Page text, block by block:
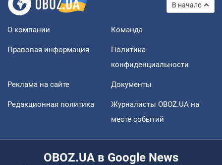
В начало
О компании Команда
Правовая информация
Политика
конфиденциальности
Реклама на сайте Документы
Редакционная политика
Журналисты OBOZ.UA на
месте событий
OBOZ.UA в Google News